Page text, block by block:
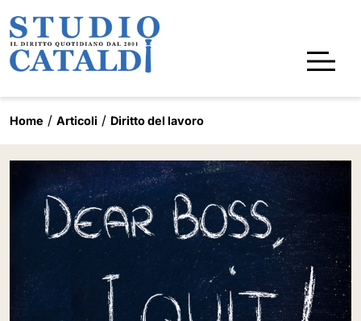
Home Articoli Diritto del lavoro